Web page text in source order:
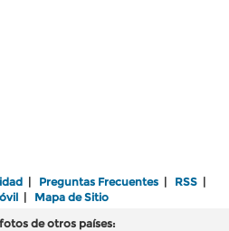
| Preguntas Frecuentes | RSS |
| Mapa de Sitio
de otros países: